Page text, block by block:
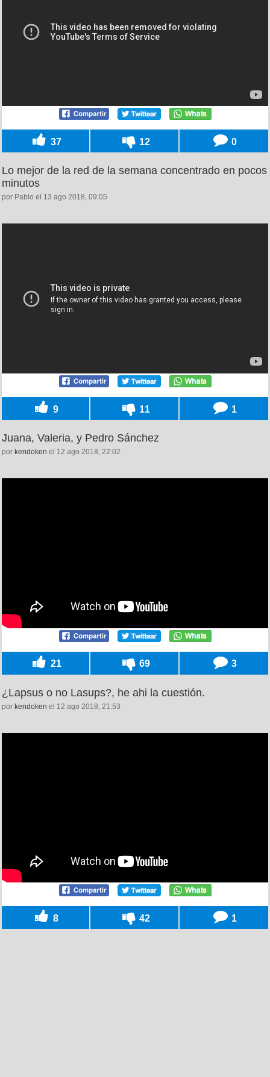
37 12 0
Lo mejor de la red de la semana concentrado en pocos
minutos
por Pablo el 13 ago 2018, 09:05
9 11 1
Juana, Valeria, y Pedro Sánchez
por kendoken el 12 ago 2018, 22:02
21 69 3
¿Lapsus o no Lasups?, he ahi la cuestión.
por kendoken el 12 ago 2018, 21:53
8 42 1